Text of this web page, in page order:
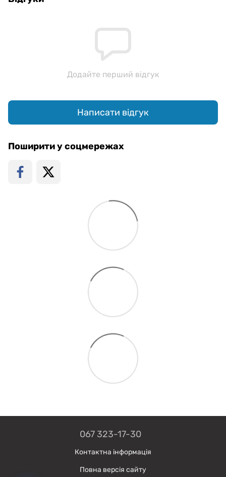
Додайте перший відгук
Написати відгук
Поширити у соцмережах
067 323-17-30
Контактна інформація
Повна версія сайту